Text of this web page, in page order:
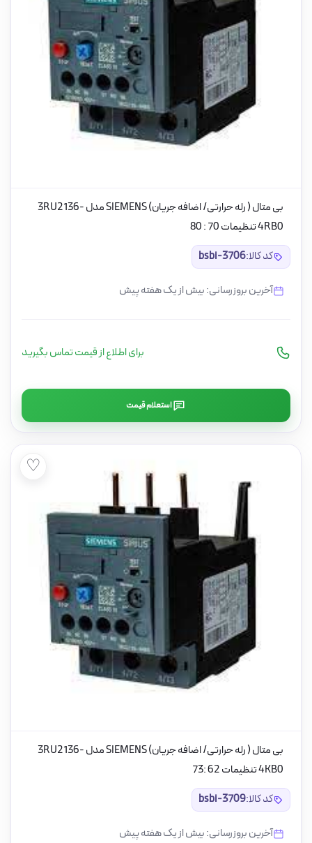
بی متال ( رله حرارتی/ اضافه جریان) SIEMENS مدل 3RU2136-
4RB0 تنظیمات 70 : 80
کد کالا:bsbi-3706
آخرین بروزرسانی: بیش از یک هفته پیش
برای اطلاع از قیمت تماس بگیرید
استعلام قیمت
♡
بی متال ( رله حرارتی/ اضافه جریان) SIEMENS مدل 3RU2136-
4KB0 تنظیمات 62 :73
کد کالا:bsbi-3709
آخرین بروزرسانی: بیش از یک هفته پیش